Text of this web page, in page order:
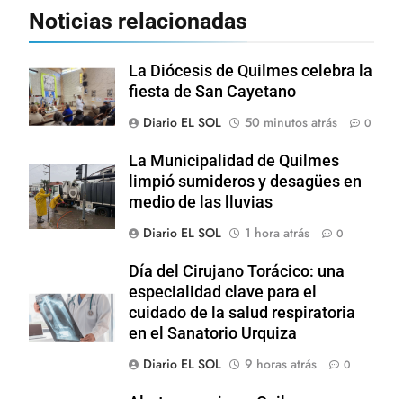
Noticias relacionadas
La Diócesis de Quilmes celebra la
fiesta de San Cayetano
Diario EL SOL
50 minutos atrás 0
La Municipalidad de Quilmes
limpió sumideros y desagües en
medio de las lluvias
Diario EL SOL
1 hora atrás 0
Día del Cirujano Torácico: una
especialidad clave para el
cuidado de la salud respiratoria
en el Sanatorio Urquiza
Diario EL SOL
9 horas atrás 0